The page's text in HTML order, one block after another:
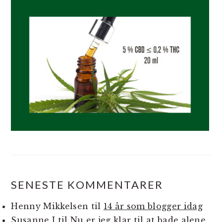
SENESTE KOMMENTARER
Henny Mikkelsen til 14 år som blogger idag
Susanne J til Nu er jeg klar til at bade alene